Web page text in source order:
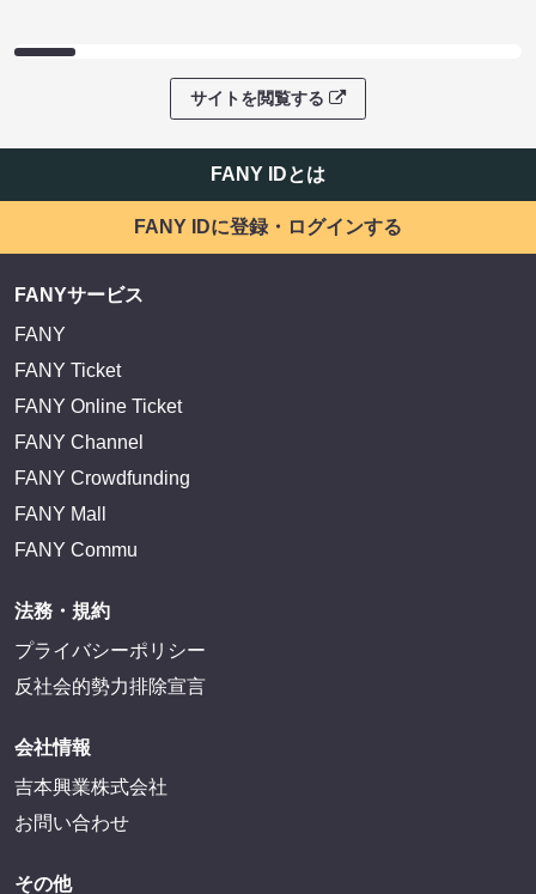
サイトを閲覧する
FANY IDとは
FANY IDに登録・ログインする
FANYサービス
FANY
FANY Ticket
FANY Online Ticket
FANY Channel
FANY Crowdfunding
FANY Mall
FANY Commu
法務・規約
プライバシーポリシー
反社会的勢力排除宣言
会社情報
吉本興業株式会社
お問い合わせ
その他